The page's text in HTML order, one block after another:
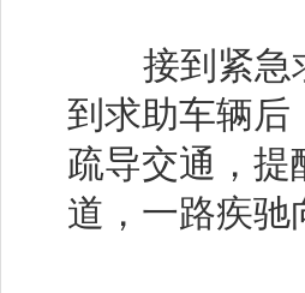
接到紧急求
到求助车辆后
疏导交通，提
道，一路疾驰